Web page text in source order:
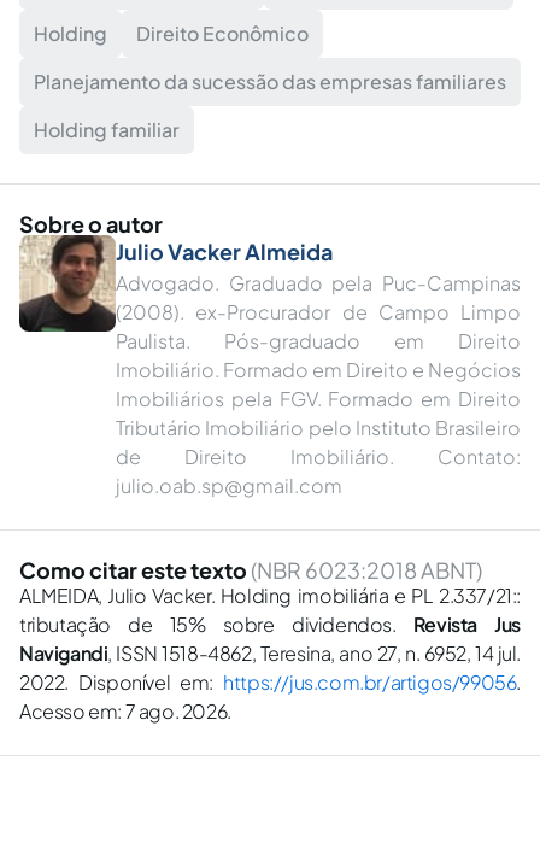
Holding
Direito Econômico
Planejamento da sucessão das empresas familiares
Holding familiar
Sobre o autor
Julio Vacker Almeida
Advogado. Graduado pela Puc-Campinas
(2008). ex-Procurador de Campo Limpo
Paulista. Pós-graduado em Direito
Imobiliário. Formado em Direito e Negócios
Imobiliários pela FGV. Formado em Direito
Tributário Imobiliário pelo Instituto Brasileiro
de Direito Imobiliário. Contato:
julio.oab.sp@gmail.com
Como citar este texto (NBR 6023:2018 ABNT)
ALMEIDA, Julio Vacker. Holding imobiliária e PL 2.337/21::
tributação de 15% sobre dividendos. Revista Jus
Navigandi, ISSN 1518-4862, Teresina, ano 27, n. 6952, 14 jul.
2022. Disponível em: https://jus.com.br/artigos/99056.
Acesso em: 7 ago. 2026.